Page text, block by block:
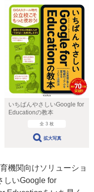
いちばんやさしいGoogle for
Educationの教本
全 3 枚
拡大写真
機関向けソリューショ
しいGoogle for